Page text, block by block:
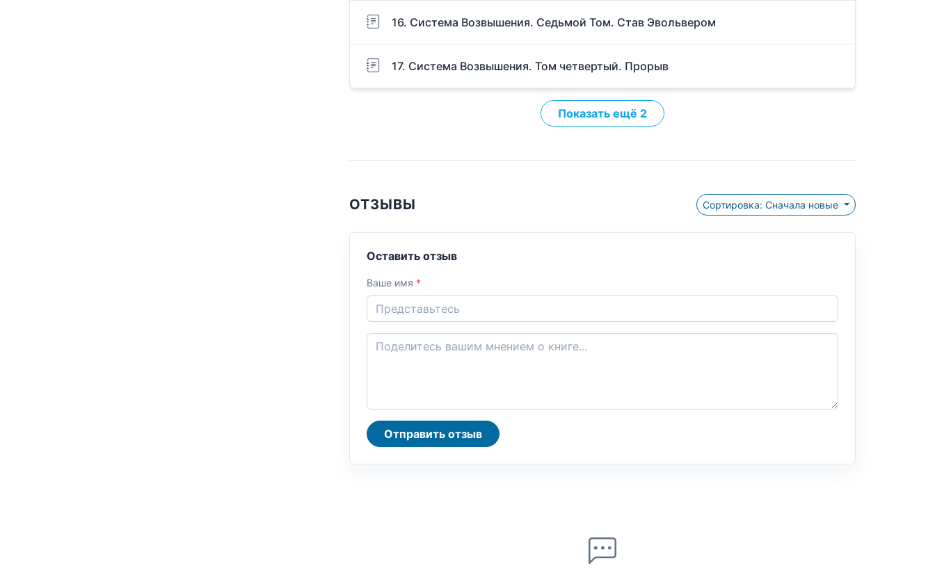
16. Система Возвышения. Седьмой Том. Став Эвольвером
17. Система Возвышения. Том четвертый. Прорыв
Показать ещё 2
ОТЗЫВЫ Сортировка: Сначала новые
Оставить отзыв
Ваше имя *
Отправить отзыв